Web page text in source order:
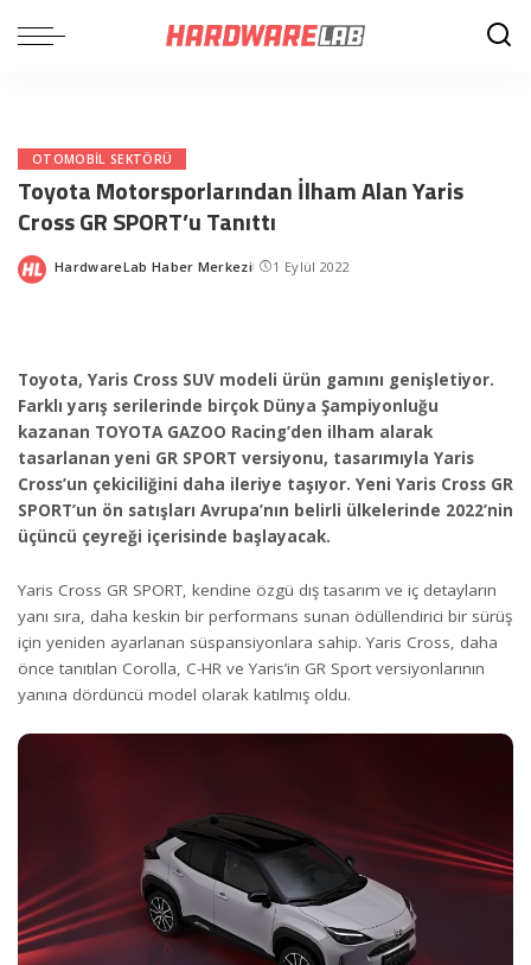
OTOMOBIL SEKTÖRÜ
Toyota Motorsporlarından İlham Alan Yaris
Cross GR SPORT’u Tanıttı
Posted
HardwareLab Haber Merkezi 1 Eylül 2022
Toyota, Yaris Cross SUV modeli ürün gamını genişletiyor.
Farklı yarış serilerinde birçok Dünya Şampiyonluğu
kazanan TOYOTA GAZOO Racing’den ilham alarak
tasarlanan yeni GR SPORT versiyonu, tasarımıyla Yaris
Cross’un çekiciliğini daha ileriye taşıyor. Yeni Yaris Cross GR
SPORT’un ön satışları Avrupa’nın belirli ülkelerinde 2022’nin
üçüncü çeyreği içerisinde başlayacak.
Yaris Cross GR SPORT, kendine özgü dış tasarım ve iç detayların
yanı sıra, daha keskin bir performans sunan ödüllendirici bir sürüş
için yeniden ayarlanan süspansiyonlara sahip. Yaris Cross, daha
önce tanıtılan Corolla, C-HR ve Yaris’in GR Sport versiyonlarının
yanına dördüncü model olarak katılmış oldu.